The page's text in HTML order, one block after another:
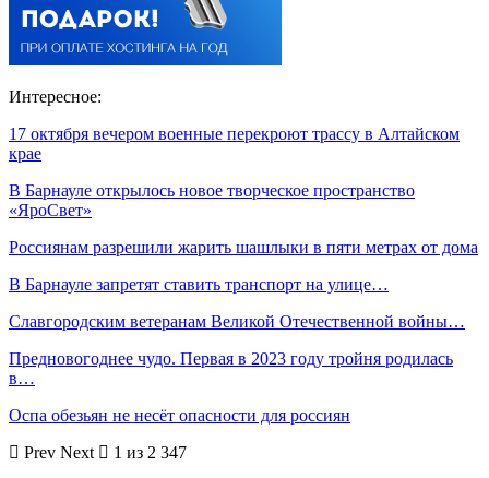
Интересное:
17 октября вечером военные перекроют трассу в Алтайском
крае
В Барнауле открылось новое творческое пространство
«ЯроСвет»
Россиянам разрешили жарить шашлыки в пяти метрах от дома
В Барнауле запретят ставить транспорт на улице…
Славгородским ветеранам Великой Отечественной войны…
Предновогоднее чудо. Первая в 2023 году тройня родилась
в…
Оспа обезьян не несёт опасности для россиян
Prev Next
1 из 2 347